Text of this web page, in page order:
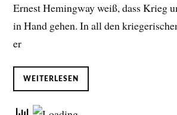
Ernest Hemingway weiß, dass Krieg
in Hand gehen. In all den
er
WEITERLESEN